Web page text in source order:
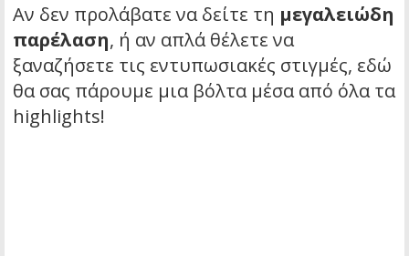
Αν δεν προλάβατε να δείτε τη μεγαλειώδη
παρέλαση, ή αν απλά θέλετε να
ξαναζήσετε τις εντυπωσιακές στιγμές, εδώ
θα σας πάρουμε μια βόλτα μέσα από όλα τα
highlights!